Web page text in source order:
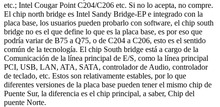
etc.; Intel Cougar Point C204/C206 etc. Si no lo acepta, no compre.
El chip north bridge es Intel Sandy Bridge-EP e integrado con la
placa base, los usuarios pueden probarlo con software, el chip south
bridge no es el que define lo que es la placa base, es por eso que
podría variar de B75 a Q75, o de C204 a C206, esto es el sentido
común de la tecnología. El chip South bridge está a cargo de la
Comunicación de la línea principal de E/S, como la línea principal
PCI, USB, LAN, ATA, SATA, controlador de Audio, controlador
de teclado, etc. Estos son relativamente estables, por lo que
diferentes versiones de la placa base pueden tener el mismo chip de
Puente Sur, la diferencia es el chip principal, a saber, Chip del
puente Norte.